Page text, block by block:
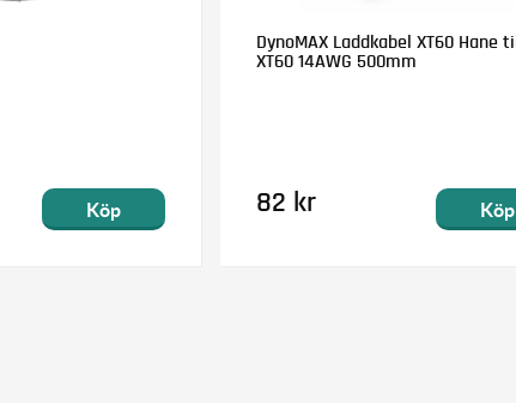
Köp
DynoMAX Laddkabel XT60 Hane till
XT60 14AWG 500mm
82 kr Köp